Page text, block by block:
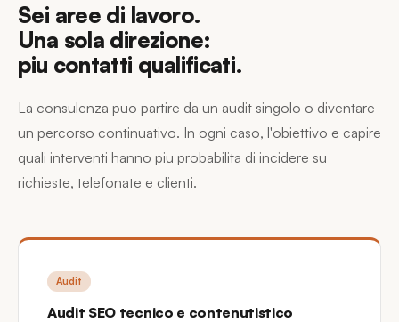
Sei aree di lavoro.
Una sola direzione:
piu contatti qualificati.
La consulenza puo partire da un audit singolo o diventare
un percorso continuativo. In ogni caso, l'obiettivo e capire
quali interventi hanno piu probabilita di incidere su
richieste, telefonate e clienti.
Audit
Audit SEO tecnico e contenutistico